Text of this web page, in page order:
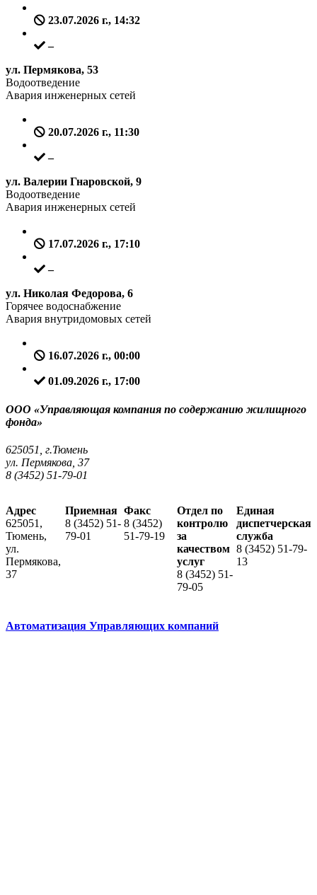
23.07.2026 г., 14:32
–
ул. Пермякова, 53
Водоотведение
Авария инженерных сетей
20.07.2026 г., 11:30
–
ул. Валерии Гнаровской, 9
Водоотведение
Авария инженерных сетей
17.07.2026 г., 17:10
–
ул. Николая Федорова, 6
Горячее водоснабжение
Авария внутридомовых сетей
16.07.2026 г., 00:00
01.09.2026 г., 17:00
ООО «Управляющая компания по содержанию жилищного
фонда»
625051, г.Тюмень
ул. Пермякова, 37
8 (3452) 51-79-01
Адрес
625051,
Тюмень,
ул.
Пермякова,
37
Приемная
8 (3452) 51-
79-01
Факс
8 (3452)
51-79-19
Отдел по
контролю
за
качеством
услуг
8 (3452) 51-
79-05
Единая
диспетчерская
служба
8 (3452) 51-79-
13
Автоматизация Управляющих компаний